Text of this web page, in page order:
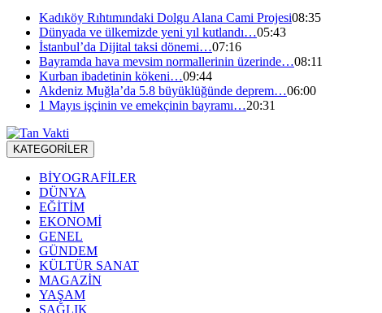
Kadıköy Rıhtımındaki Dolgu Alana Cami Projesi08:35
Dünyada ve ülkemizde yeni yıl kutlandı…05:43
İstanbul’da Dijital taksi dönemi…07:16
Bayramda hava mevsim normallerinin üzerinde…08:11
Kurban ibadetinin kökeni…09:44
Akdeniz Muğla’da 5.8 büyüklüğünde deprem…06:00
1 Mayıs işçinin ve emekçinin bayramı…20:31
KATEGORİLER
BİYOGRAFİLER
DÜNYA
EĞİTİM
EKONOMİ
GENEL
GÜNDEM
KÜLTÜR SANAT
MAGAZİN
YAŞAM
SAĞLIK